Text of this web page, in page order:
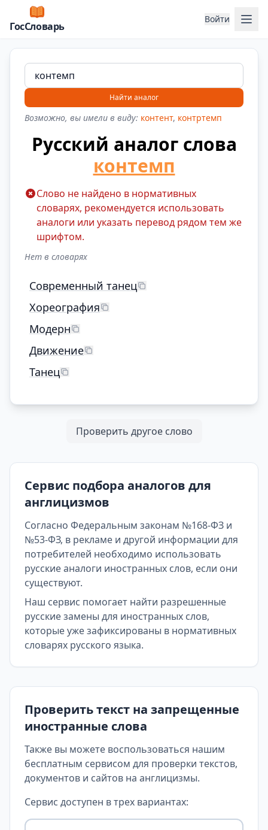
ГосСловарь
Войти
Найти аналог
Возможно, вы имели в виду: контент, контртемп
Русский аналог слова
контемп
Слово не найдено в нормативных
словарях, рекомендуется использовать
аналоги или указать перевод рядом тем же
шрифтом.
Нет в словарях
Современный танец
Хореография
Модерн
Движение
Танец
Проверить другое слово
Сервис подбора аналогов для
англицизмов
Согласно Федеральным законам №168-ФЗ и
№53-ФЗ, в рекламе и другой информации для
потребителей необходимо использовать
русские аналоги иностранных слов, если они
существуют.
Наш сервис помогает найти разрешенные
русские замены для иностранных слов,
которые уже зафиксированы в нормативных
словарях русского языка.
Проверить текст на запрещенные
иностранные слова
Также вы можете воспользоваться нашим
бесплатным сервисом для проверки текстов,
документов и сайтов на англицизмы.
Сервис доступен в трех вариантах: